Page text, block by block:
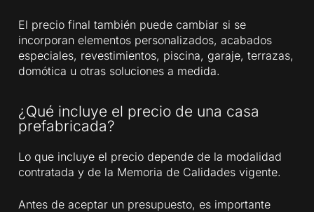
El precio final también puede cambiar si se
incorporan elementos personalizados, acabados
especiales, revestimientos, piscina, garaje, terrazas,
domótica u otras soluciones a medida.
¿Qué incluye el precio de una casa
prefabricada?
Lo que incluye el precio depende de la modalidad
contratada y de la Memoria de Calidades vigente.
Antes de aceptar un presupuesto, es importante